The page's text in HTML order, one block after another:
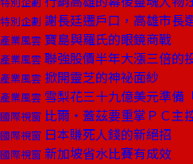
特別企劃 謝長廷遷戶口，高雄市長
產業風雲 寶島與羅氏的眼鏡商戰
產業風雲 聯強股價半年大漲三倍的
產業風雲 掀開靈芝的神祕面紗
產業風雲 雪梨花三十九億美元準備
國際視窗 比爾‧蓋茲要重掌ＰＣ主
國際視窗 日本賺死人錢的新絕招
國際視窗 新加坡省水比賽有成效